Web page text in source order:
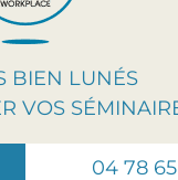
BIEN LUNÉS
VOS
04 78